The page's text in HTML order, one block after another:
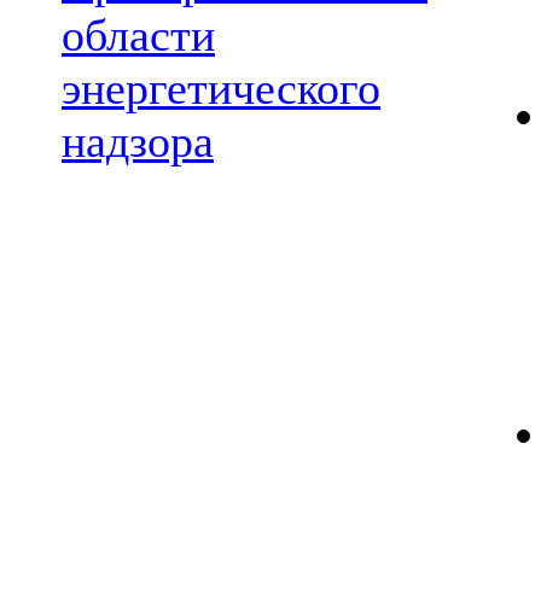
области
энергетического
надзора